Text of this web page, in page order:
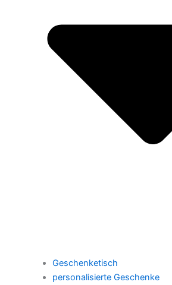
Geschenketisch
personalisierte Geschenke